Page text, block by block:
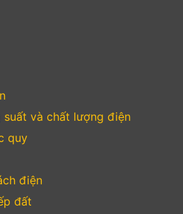
và chất lượng điện
quy
điện
đất